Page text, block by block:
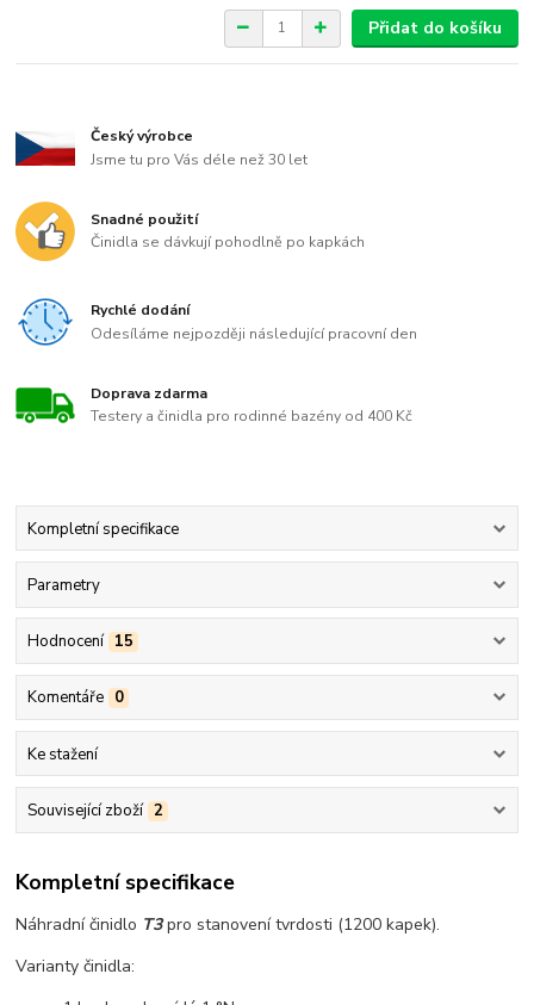
Přidat do košíku
Český výrobce
Jsme tu pro Vás déle než 30 let
Snadné použití
Činidla se dávkují pohodlně po kapkách
Rychlé dodání
Odesíláme nejpozději následující pracovní den
Doprava zdarma
Testery a činidla pro rodinné bazény od 400 Kč
Kompletní specifikace
Parametry
Hodnocení 15
Komentáře 0
Ke stažení
Související zboží 2
Kompletní specifikace
Náhradní činidlo T3pro stanovení tvrdosti (1200 kapek).
Varianty činidla: